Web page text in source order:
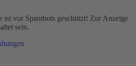
ist vor Spambots geschützt! Zur Anzeige
sein.